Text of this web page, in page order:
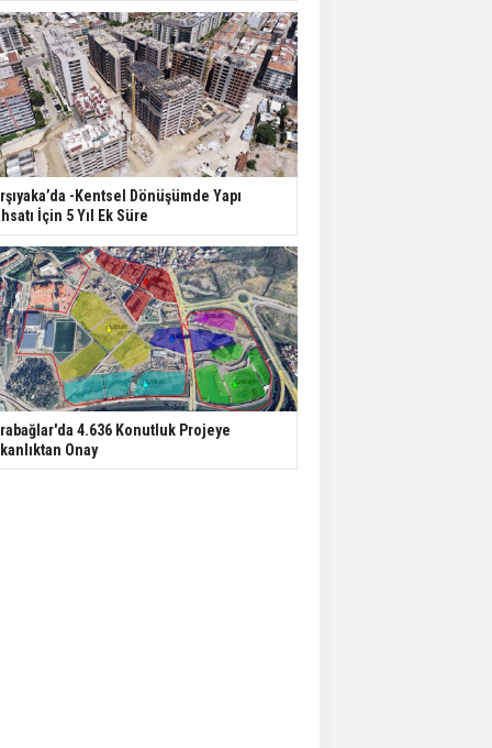
-Kentsel Dönüşümde Yapı
İçin 5 Yıl Ek Süre
4.636 Konutluk Projeye
Onay